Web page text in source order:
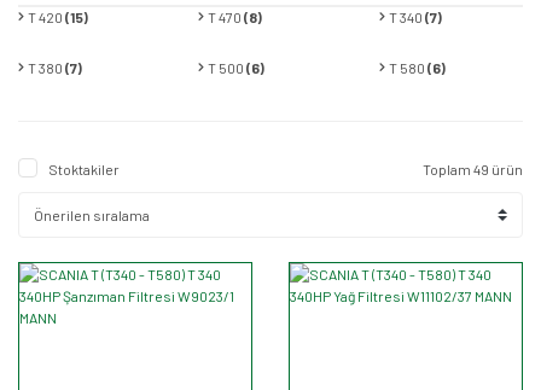
T 420 (15) T 470(8) T 340 (7)
T 380 (7) T 500(6) T 580 (6)
Stoktakiler Toplam 49 ürün